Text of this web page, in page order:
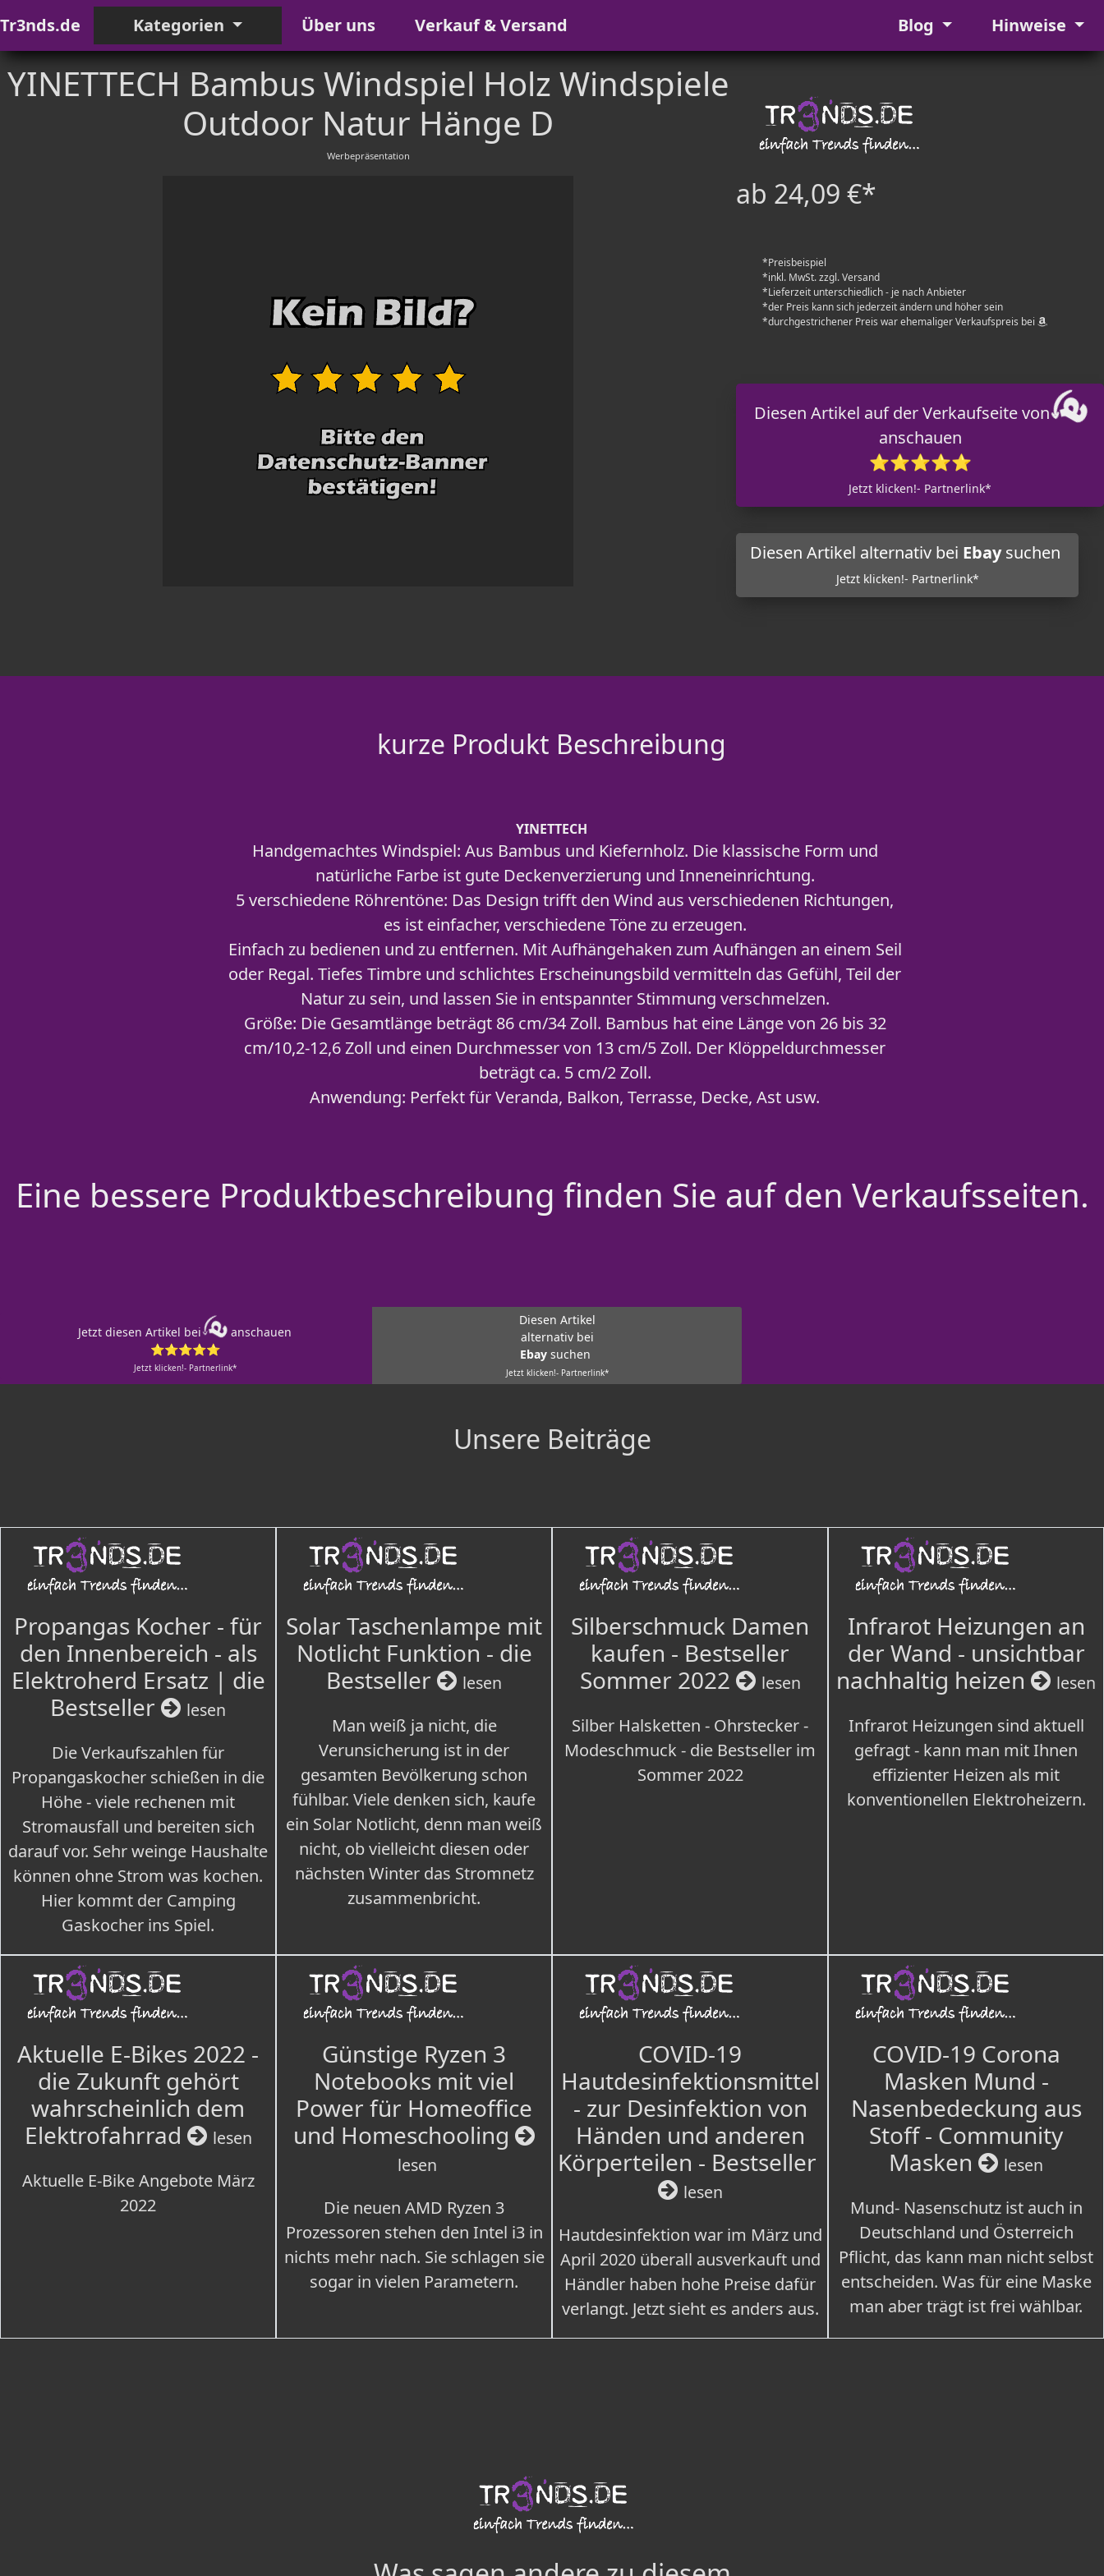
Tr3nds.de Kategorien Über uns Verkauf & Versand Blog Hinweise
YINETTECH Bambus Windspiel Holz Windspiele
Outdoor Natur Hänge D
Werbepräsentation
ab 24,09 €*
*Preisbeispiel
*inkl. MwSt. zzgl. Versand
*Lieferzeit unterschiedlich - je nach Anbieter
*der Preis kann sich jederzeit ändern und höher sein
*durchgestrichener Preis war ehemaliger Verkaufspreis bei
Diesen Artikel auf der Verkaufseite von
anschauen
⭐⭐⭐⭐⭐
Jetzt klicken!- Partnerlink*
Diesen Artikel alternativ bei Ebaysuchen
Jetzt klicken!- Partnerlink*
kurze Produkt Beschreibung
YINETTECH
Handgemachtes Windspiel: Aus Bambus und Kiefernholz. Die klassische Form und
natürliche Farbe ist gute Deckenverzierung und Inneneinrichtung.
5 verschiedene Röhrentöne: Das Design trifft den Wind aus verschiedenen Richtungen,
es ist einfacher, verschiedene Töne zu erzeugen.
Einfach zu bedienen und zu entfernen. Mit Aufhängehaken zum Aufhängen an einem Seil
oder Regal. Tiefes Timbre und schlichtes Erscheinungsbild vermitteln das Gefühl, Teil der
Natur zu sein, und lassen Sie in entspannter Stimmung verschmelzen.
Größe: Die Gesamtlänge beträgt 86 cm/34 Zoll. Bambus hat eine Länge von 26 bis 32
cm/10,2-12,6 Zoll und einen Durchmesser von 13 cm/5 Zoll. Der Klöppeldurchmesser
beträgt ca. 5 cm/2 Zoll.
Anwendung: Perfekt für Veranda, Balkon, Terrasse, Decke, Ast usw.
Eine bessere Produktbeschreibung finden Sie auf den Verkaufsseiten.
Jetzt diesen Artikel bei
anschauen
⭐⭐⭐⭐⭐
Jetzt klicken!- Partnerlink*
Diesen Artikel
alternativ bei
Ebay suchen
Jetzt klicken!- Partnerlink*
Unsere Beiträge
Propangas Kocher - für
den Innenbereich - als
Elektroherd Ersatz | die
Bestseller
lesen
Die Verkaufszahlen für
Propangaskocher schießen in die
Höhe - viele rechenen mit
Stromausfall und bereiten sich
darauf vor. Sehr weinge Haushalte
können ohne Strom was kochen.
Hier kommt der Camping
Gaskocher ins Spiel.
Solar Taschenlampe mit
Notlicht Funktion - die
Bestseller
lesen
Man weiß ja nicht, die
Verunsicherung ist in der
gesamten Bevölkerung schon
fühlbar. Viele denken sich, kaufe
ein Solar Notlicht, denn man weiß
nicht, ob vielleicht diesen oder
nächsten Winter das Stromnetz
zusammenbricht.
Silberschmuck Damen
kaufen - Bestseller
Sommer 2022
lesen
Silber Halsketten - Ohrstecker -
Modeschmuck - die Bestseller im
Sommer 2022
Infrarot Heizungen an
der Wand - unsichtbar
nachhaltig heizen
lesen
Infrarot Heizungen sind aktuell
gefragt - kann man mit Ihnen
effizienter Heizen als mit
konventionellen Elektroheizern.
Aktuelle E-Bikes 2022 -
die Zukunft gehört
wahrscheinlich dem
Elektrofahrrad
lesen
Aktuelle E-Bike Angebote März
2022
Günstige Ryzen 3
Notebooks mit viel
Power für Homeoffice
und Homeschooling
lesen
Die neuen AMD Ryzen 3
Prozessoren stehen den Intel i3 in
nichts mehr nach. Sie schlagen sie
sogar in vielen Parametern.
COVID-19
Hautdesinfektionsmittel
- zur Desinfektion von
Händen und anderen
Körperteilen - Bestseller
lesen
Hautdesinfektion war im März und
April 2020 überall ausverkauft und
Händler haben hohe Preise dafür
verlangt. Jetzt sieht es anders aus.
COVID-19 Corona
Masken Mund -
Nasenbedeckung aus
Stoff - Community
Masken
lesen
Mund- Nasenschutz ist auch in
Deutschland und Österreich
Pflicht, das kann man nicht selbst
entscheiden. Was für eine Maske
man aber trägt ist frei wählbar.